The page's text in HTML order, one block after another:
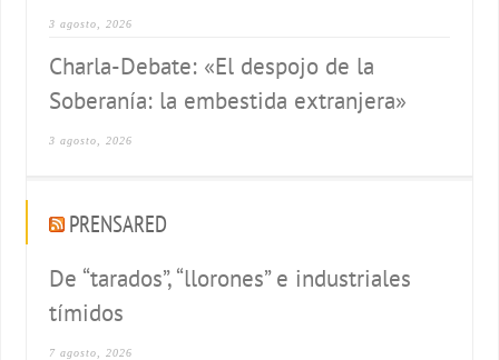
3 agosto, 2026
Charla-Debate: «El despojo de la
Soberanía: la embestida extranjera»
3 agosto, 2026
PRENSARED
De “tarados”, “llorones” e industriales
tímidos
7 agosto, 2026